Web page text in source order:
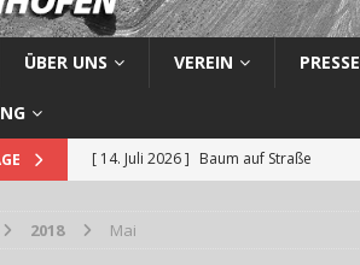
ÜBER UNS VEREIN PRESSE
[ 14. Juli 2026 ] Baum auf Straße
[ 28. Juli 2026 ]
2018 Mai